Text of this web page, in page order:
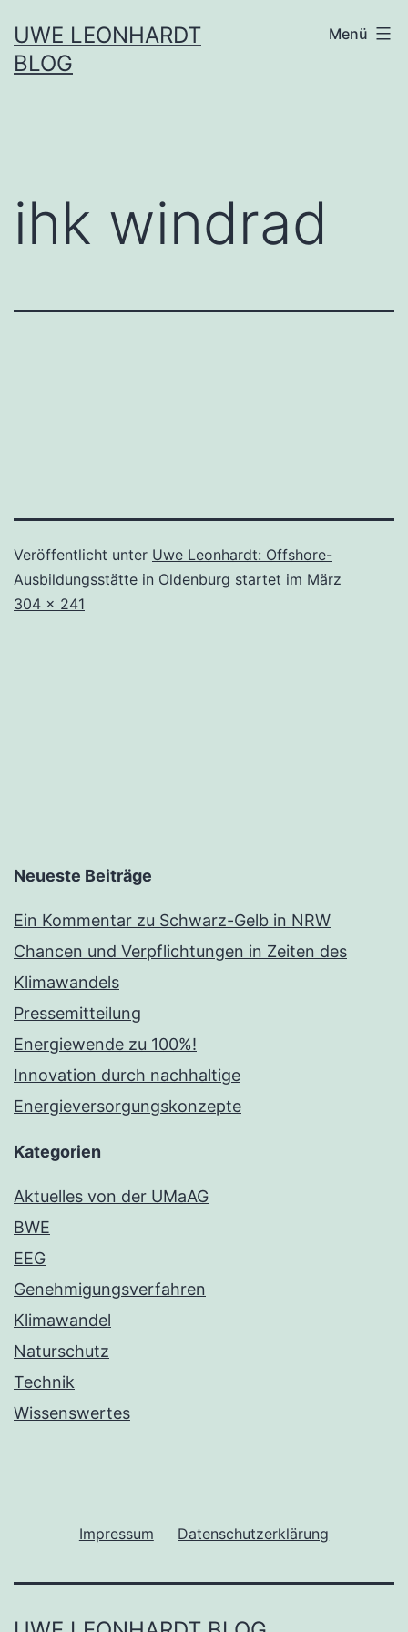
Inhalt
springen
UWE LEONHARDT
BLOG
Menü
ihk windrad
Veröffentlicht unter Uwe Leonhardt: Offshore-
Ausbildungsstätte in Oldenburg startet im März
Originalgröße
304 × 241
Neueste Beiträge
Ein Kommentar zu Schwarz-Gelb in NRW
Chancen und Verpflichtungen in Zeiten des
Klimawandels
Pressemitteilung
Energiewende zu 100%!
Innovation durch nachhaltige
Energieversorgungskonzepte
Kategorien
Aktuelles von der UMaAG
BWE
EEG
Genehmigungsverfahren
Klimawandel
Naturschutz
Technik
Wissenswertes
Impressum Datenschutzerklärung